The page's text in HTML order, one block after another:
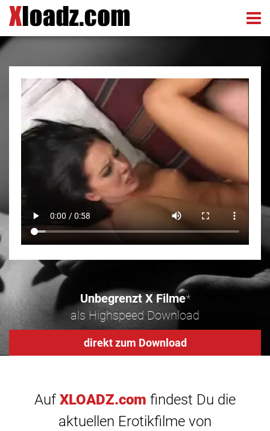
Unbegrenzt X Filme*
als Highspeed Download
direkt zum Download
Auf XLOADZ.com findest Du die
aktuellen Erotikfilme von